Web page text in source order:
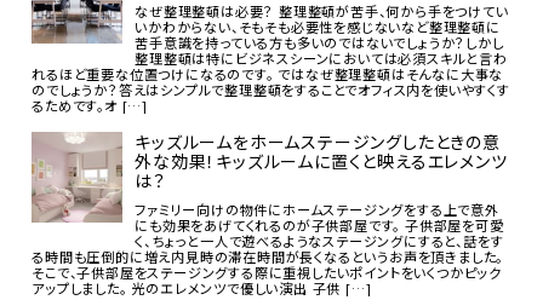
なぜ整理整頓は必要？ 整理整頓が苦手、何から手をつけてい
いかわからない、そもそも必要性を感じないなど整理整頓に
苦手意識を持っている方も多いのではないでしょうか？しかし
整理整頓は特にビジネスシーンにおいては必須スキルと言わ
れるほど重要な位置つけになるのです。 ではなぜ整理整頓はそんなに大事な
のでしょうか？答えはシンプルで整理整頓をすることでオフィス内を使いやすくす
るためです。オ […]
キッズルームをホームステージングしたときの意
外な効果！キッズルームに置くと映えるエレメンツ
は？
ファミリー向けの物件にホームステージングをする上で意外
にも効果をあげてくれるのが子供部屋です。 子供部屋を可愛
く、ちょっと一人で遊べるようなステージングにすると、話をす
る時間も圧倒的に増え内見時の滞在時間が長くなるというお声を頂きました。
そこで、子供部屋をステージングする際に重視したいポイントをいくつかピック
アップしました。 光のエレメンツで優しい演出 子供 […]